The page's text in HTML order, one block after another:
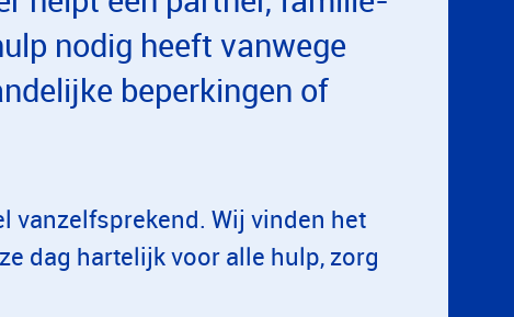
nodig heeft vanwege
beperkingen of
vanzelfsprekend. Wij vinden het
dag hartelijk voor alle hulp, zorg